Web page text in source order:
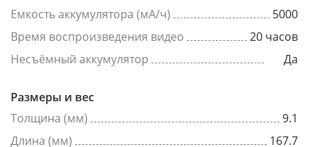
Емкость аккумулятора (мА/ч)
5000
Время воспроизведения видео
20 часов
Несъёмный аккумулятор
Да
Размеры и вес
Толщина (мм)
9.1
Длина (мм)
167.7